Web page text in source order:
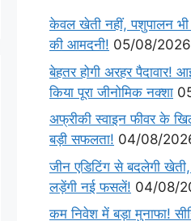
केवल खेती नहीं, पशुपालन भी
की आमदनी! 05/08/2026
बेहतर होगी अरहर पैदावार!
किया पूरा जीनोमिक नक्शा
अफ्रीकी स्वाइन फीवर के
बड़ी सफलता! 04/08/
जीन एडिटिंग से बदलेगी
लड़ेंगी नई फसलें! 04/08/
कम निवेश में बड़ा मुनाफा!